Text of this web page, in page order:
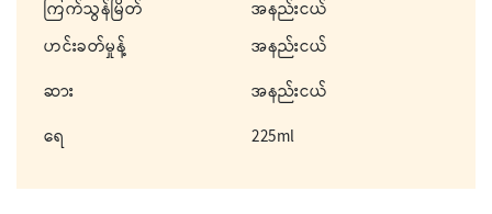
ကြက်သွန်မြိတ်
အနည်းငယ်
ဟင်းခတ်မှုန့်
အနည်းငယ်
ဆား
အနည်းငယ်
ရေ
225ml